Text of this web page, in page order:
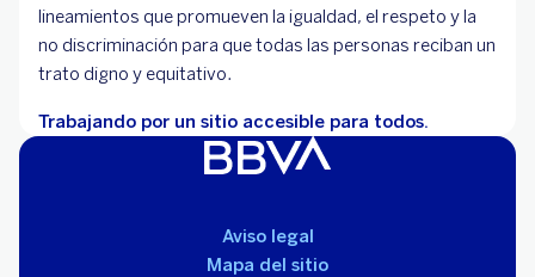
lineamientos que promueven la igualdad, el respeto y la
no discriminación para que todas las personas reciban un
trato digno y equitativo.
Trabajando por un sitio accesible para todos.
Aviso legal
Mapa del sitio